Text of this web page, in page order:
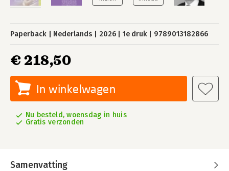
Paperback Nederlands 2026 1e druk 9789013182866
€ 218,50
In winkelwagen
Nu besteld, woensdag in huis
Gratis verzonden
Samenvatting